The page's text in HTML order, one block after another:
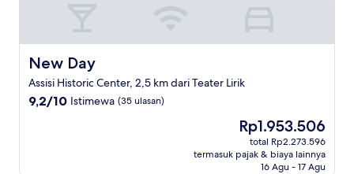
New Day
New Day
Assisi Historic Center, 2,5 km dari Teater Lirik
9.2
9,2/10 Istimewa (35 ulasan)
Harga
sekarang
Rp1.953.506
Rp1.953.506
total Rp2.273.596
termasuk pajak & biaya lainnya
16 Agu - 17 Agu